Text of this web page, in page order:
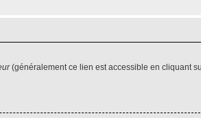
(généralement ce lien est accessible en cliquant